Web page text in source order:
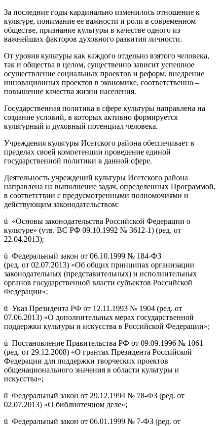
За последние годы кардинально изменилось отношение к
культуре, понимание ее важности и роли в современном
обществе, признание культуры в качестве одного из
важнейших факторов духовного развития личности.
От уровня культуры как каждого отдельно взятого человека,
так и общества в целом, существенно зависит успешное
осуществление социальных проектов и реформ, внедрение
инновационных проектов в экономике, соответственно –
повышение качества жизни населения.
Государственная политика в сфере культуры направлена на
создание условий, в которых активно формируется
культурный и духовный потенциал человека.
Учреждения культуры Исетского района обеспечивает в
пределах своей компетенции проведение единой
государственной политики в данной сфере.
Деятельность учреждений культуры Исетского района
направлена на выполнение задач, определенных Программой,
в соответствии с предусмотренными полномочиями и
действующим законодательством:
ü «Основы законодательства Российской Федерации о
культуре» (утв. ВС РФ 09.10.1992 № 3612-1) (ред. от
22.04.2013);
ü Федеральный закон от 06.10.1999 № 184-ФЗ
(ред. от 02.07.2013) «Об общих принципах организации
законодательных (представительных) и исполнительных
органов государственной власти субъектов Российской
Федерации»;
ü Указ Президента РФ от 12.11.1993 № 1904 (ред. от
07.06.2013) «О дополнительных мерах государственной
поддержки культуры и искусства в Российской Федерации»;
ü Постановление Правительства РФ от 09.09.1996 № 1061
(ред. от 29.12.2008) «О грантах Президента Российской
Федерации для поддержки творческих проектов
общенационального значения в области культуры и
искусства»;
ü Федеральный закон от 29.12.1994 № 78-ФЗ (ред. от
02.07.2013) «О библиотечном деле»;
ü Федеральный закон от 06.01.1999 № 7-ФЗ (ред. от